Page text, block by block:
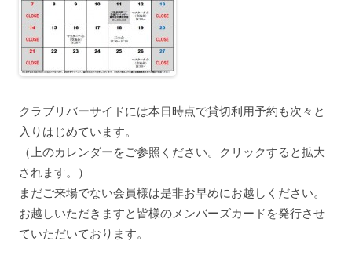
クラブリバーサイドには本日時点で貸切利用予約も次々と
入りはじめています。
（上のカレンダーをご参照ください。クリックすると拡大
されます。）
まだご来場でない会員様は是非お早めにお越しください。
お越しいただきますと皆様のメンバーズカードを発行させ
ていただいております。